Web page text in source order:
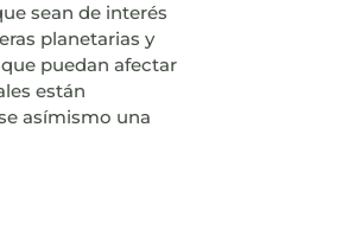
sean de interés
planetarias y
puedan afectar
están
asímismo una